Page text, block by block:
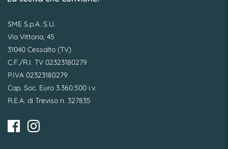
SME S.p.A. S.U.
Via Vittoria, 45
31040 Cessalto (TV)
C.F./R.I. TV 02323180279
P.IVA 02323180279
Cap. Soc. Euro 3.360.500 i.v.
R.E.A. di Treviso n. 327835